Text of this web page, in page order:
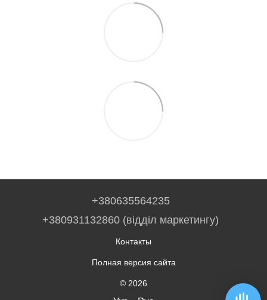
+380635564235
+380931132860 (відділ маркетингу)
Контакты
Полная версия сайта
© 2026